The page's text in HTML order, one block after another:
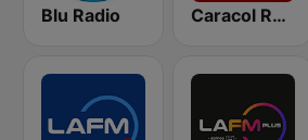
Blu Radio Caracol Radio